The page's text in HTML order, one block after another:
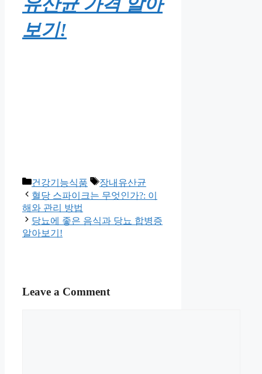
보기!
Categories
건강기능식품 Tags
장내유산균
혈당 스파이크는 무엇인가?: 이
해와 관리 방법
당뇨에 좋은 음식과 당뇨 합병증
알아보기!
Leave a Comment